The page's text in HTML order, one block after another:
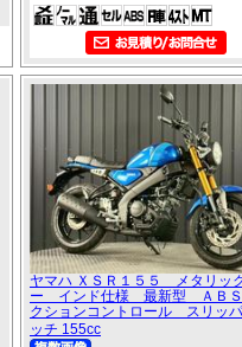
ヤマハ ＸＳＲ１５５ メタリッ
ー インド仕様 最新型 ＡＢ
クションコントロール スリッ
ッチ 155cc